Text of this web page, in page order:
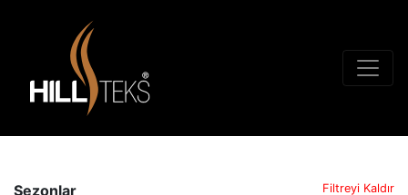
Sezonlar Filtreyi Kaldır